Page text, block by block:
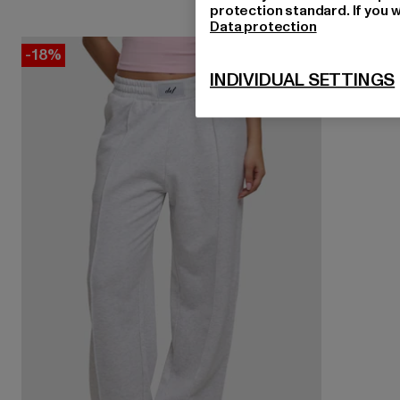
-18%
protection standard. If you
Data protection
INDIVIDUAL SETTINGS